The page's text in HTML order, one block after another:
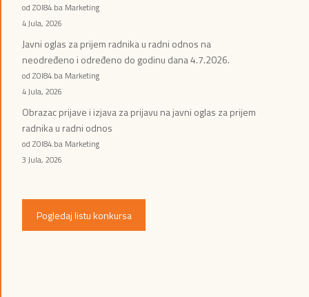
od ZOI84.ba Marketing
4 Jula, 2026
Javni oglas za prijem radnika u radni odnos na
neodređeno i određeno do godinu dana 4.7.2026.
od ZOI84.ba Marketing
4 Jula, 2026
Obrazac prijave i izjava za prijavu na javni oglas za prijem
radnika u radni odnos
od ZOI84.ba Marketing
3 Jula, 2026
Pogledaj listu konkursa